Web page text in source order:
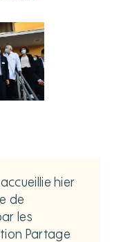
hier
de
les
Partage